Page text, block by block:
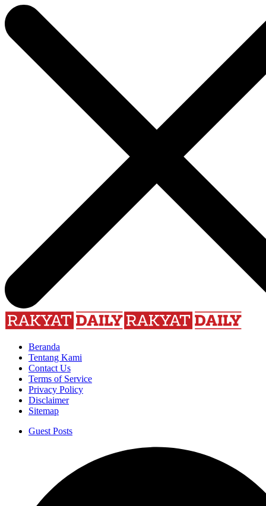
Beranda
Tentang Kami
Contact Us
Terms of Service
Privacy Policy
Disclaimer
Sitemap
Guest Posts